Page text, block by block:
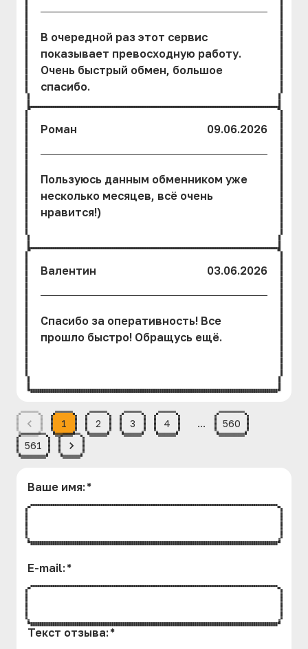
В очередной раз этот сервис
показывает превосходную работу.
Очень быстрый обмен, большое
спасибо.
Роман 09.06.2026
Пользуюсь данным обменником уже
несколько месяцев, всё очень
нравится!)
Валентин 03.06.2026
Спасибо за оперативность! Все
прошло быстро! Обращусь ещё.
1 2 3 4 …
560
561
Ваше имя: *
E-mail: *
Текст отзыва: *